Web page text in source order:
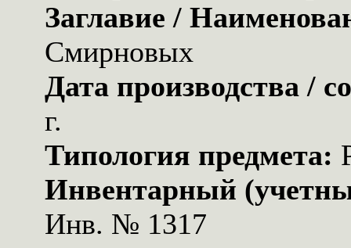
Заглавие /
Смирновых
Дата производства /
г.
Типология предмета:
Инвентарный
Инв. № 1317